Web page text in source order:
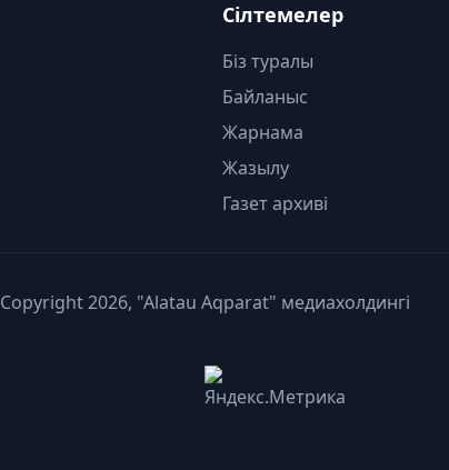
Сілтемелер
Біз туралы
Байланыс
Жарнама
Жазылу
Газет архиві
Copyright 2026, "Alatau Aqparat" медиахолдингі